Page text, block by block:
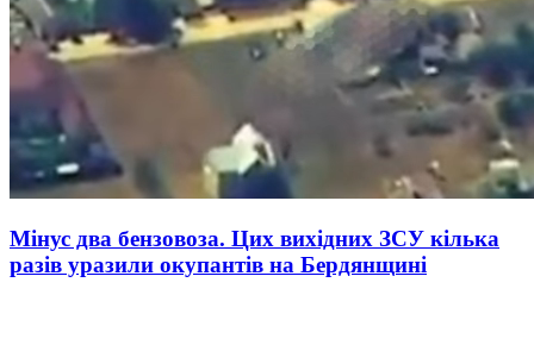
Мінус два бензовоза. Цих вихідних ЗСУ кілька
разів уразили окупантів на Бердянщині